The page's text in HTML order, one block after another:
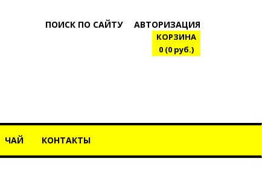
ПОИСК ПО САЙТУ АВТОРИЗАЦИЯ
КОРЗИНА
0 (0 руб.)
ЧАЙ КОНТАКТЫ